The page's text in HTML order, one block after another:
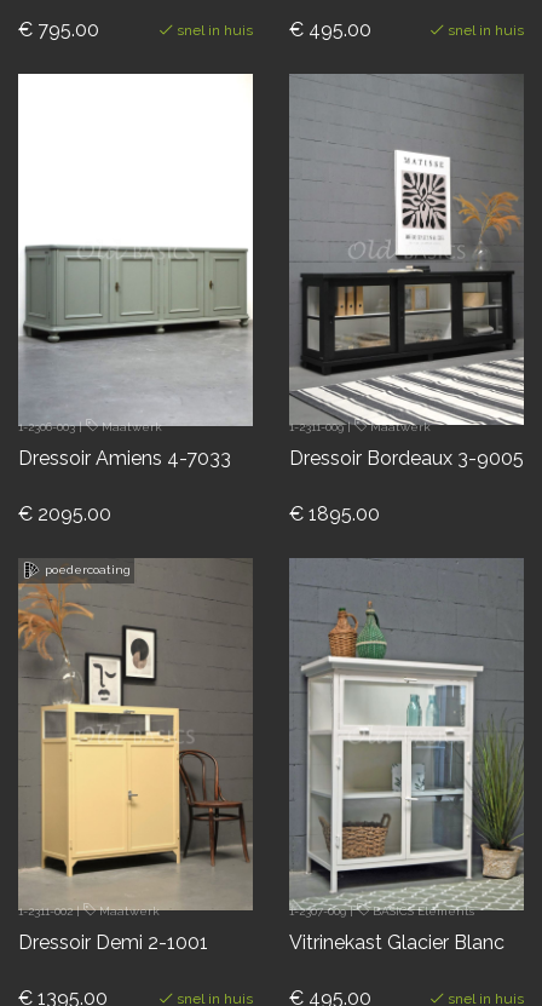
€ 795.00 snel in huis € 495.00 snel in huis
1-2306-003| Maatwerk
Dressoir Amiens 4-7033
€ 2095.00
1-2311-009| Maatwerk
Dressoir Bordeaux 3-9005
€ 1895.00
poedercoating
1-2311-002| Maatwerk
Dressoir Demi 2-1001
€ 1395.00 snel in huis
1-2307-009| BASICS Elements
Vitrinekast Glacier Blanc
€ 495.00 snel in huis